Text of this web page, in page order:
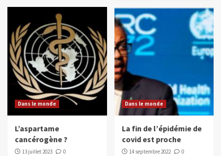
Dans le monde
L’aspartame
cancérogène ?
13 juillet 2023 0
Dans le monde
La fin de l’épidémie de
covid est proche
14 septembre 2022 0